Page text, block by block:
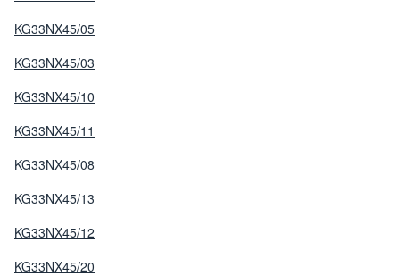
KG33NX45/05
KG33NX45/03
KG33NX45/10
KG33NX45/11
KG33NX45/08
KG33NX45/13
KG33NX45/12
KG33NX45/20